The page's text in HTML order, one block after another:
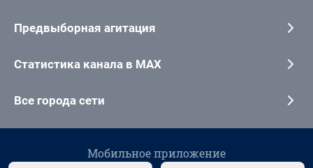
Предвыборная агитация
Статистика канала в MAX
Все города сети
Мобильное приложение